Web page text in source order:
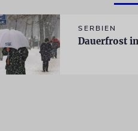
SERBIEN
Dauerfrost